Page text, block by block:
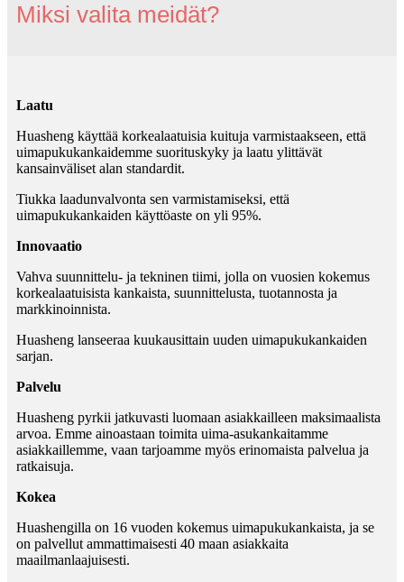
Miksi valita meidät?
Laatu
Huasheng käyttää korkealaatuisia kuituja varmistaakseen, että
uimapukukankaidemme suorituskyky ja laatu ylittävät
kansainväliset alan standardit.
Tiukka laadunvalvonta sen varmistamiseksi, että
uimapukukankaiden käyttöaste on yli 95%.
Innovaatio
Vahva suunnittelu- ja tekninen tiimi, jolla on vuosien kokemus
korkealaatuisista kankaista, suunnittelusta, tuotannosta ja
markkinoinnista.
Huasheng lanseeraa kuukausittain uuden uimapukukankaiden
sarjan.
Palvelu
Huasheng pyrkii jatkuvasti luomaan asiakkailleen maksimaalista
arvoa. Emme ainoastaan ​​toimita uima-asukankaitamme
asiakkaillemme, vaan tarjoamme myös erinomaista palvelua ja
ratkaisuja.
Kokea
Huashengilla on 16 vuoden kokemus uimapukukankaista, ja se
on palvellut ammattimaisesti 40 maan asiakkaita
maailmanlaajuisesti.